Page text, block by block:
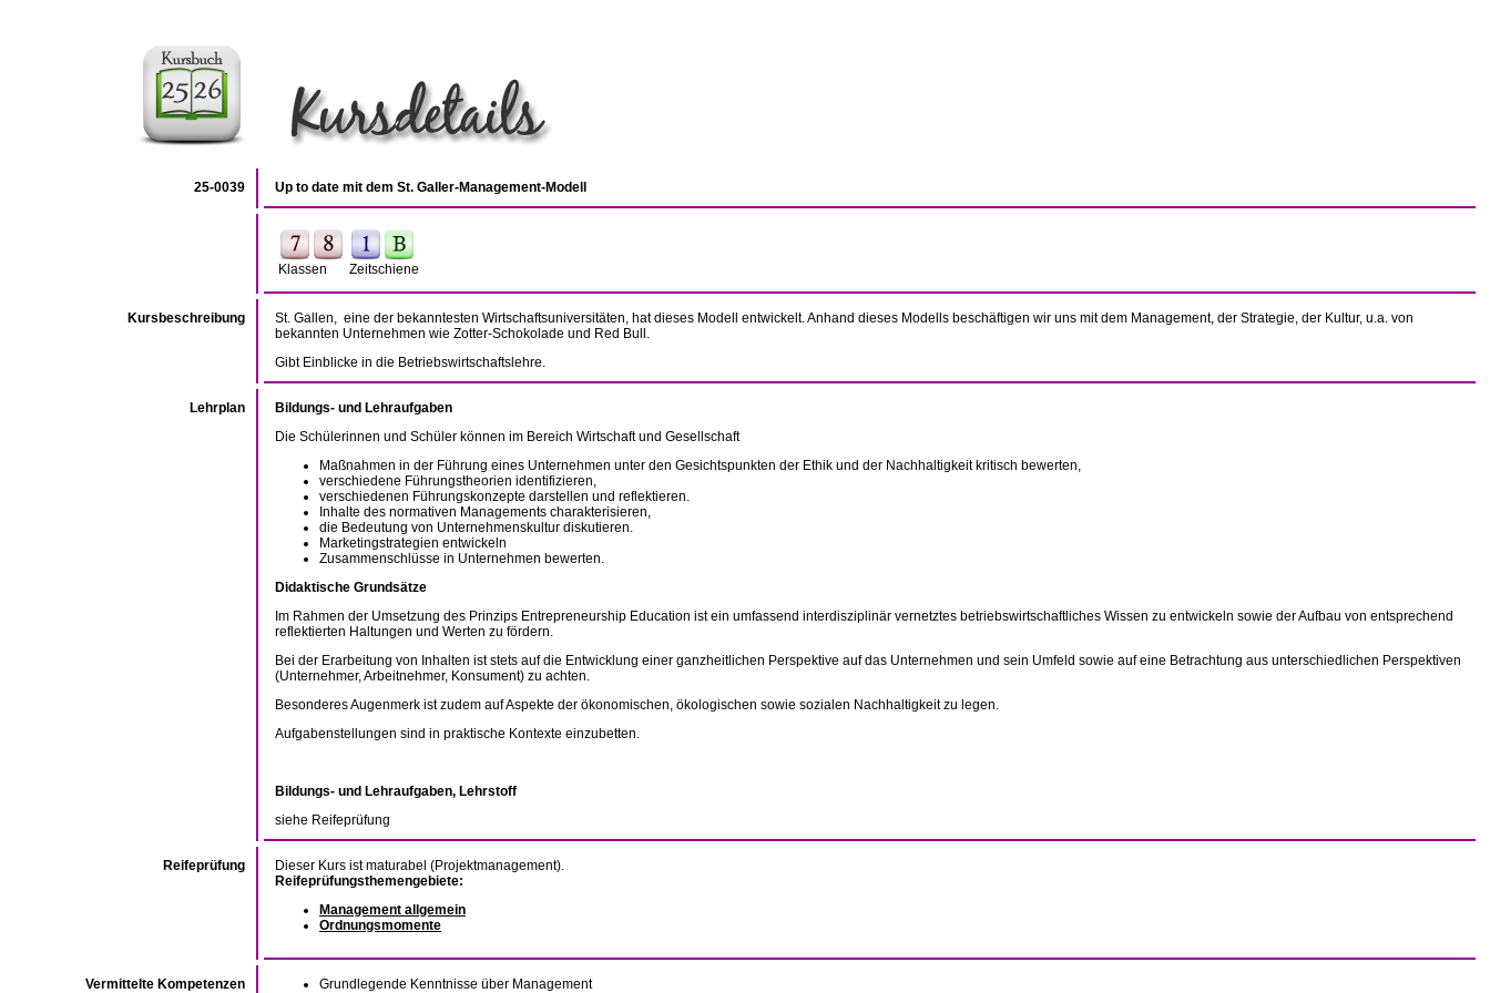
25-0039 Up to date mit dem St. Galler-Management-Modell
Klassen Zeitschiene
Kursbeschreibung
St. Gallen, eine der bekanntesten Wirtschaftsuniversitäten, hat dieses Modell entwickelt. Anhand dieses Modells beschäftigen wir uns mit dem Management, der Strategie, der Kultur, u.a. von
bekannten Unternehmen wie Zotter-Schokolade und Red Bull.
Gibt Einblicke in die Betriebswirtschaftslehre.
Lehrplan
Bildungs- und Lehraufgaben
Die Schülerinnen und Schüler können im Bereich Wirtschaft und Gesellschaft
Maßnahmen in der Führung eines Unternehmen unter den Gesichtspunkten der Ethik und der Nachhaltigkeit kritisch bewerten,
verschiedene Führungstheorien identifizieren,
verschiedenen Führungskonzepte darstellen und reflektieren.
Inhalte des normativen Managements charakterisieren,
die Bedeutung von Unternehmenskultur diskutieren.
Marketingstrategien entwickeln
Zusammenschlüsse in Unternehmen bewerten.
Didaktische Grundsätze
Im Rahmen der Umsetzung des Prinzips Entrepreneurship Education ist ein umfassend interdisziplinär vernetztes betriebswirtschaftliches Wissen zu entwickeln sowie der Aufbau von entsprechend
reflektierten Haltungen und Werten zu fördern.
Bei der Erarbeitung von Inhalten ist stets auf die Entwicklung einer ganzheitlichen Perspektive auf das Unternehmen und sein Umfeld sowie auf eine Betrachtung aus unterschiedlichen Perspektiven
(Unternehmer, Arbeitnehmer, Konsument) zu achten.
Besonderes Augenmerk ist zudem auf Aspekte der ökonomischen, ökologischen sowie sozialen Nachhaltigkeit zu legen.
Aufgabenstellungen sind in praktische Kontexte einzubetten.
Bildungs- und Lehraufgaben, Lehrstoff
siehe Reifeprüfung
Reifeprüfung
Dieser Kurs ist maturabel (Projektmanagement).
Reifeprüfungsthemengebiete:
Management allgemein
Ordnungsmomente
Vermittelte Kompetenzen
Grundlegende Kenntnisse über Management